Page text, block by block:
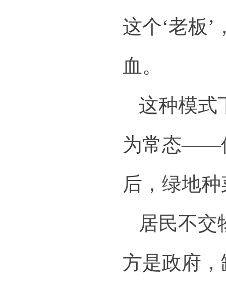
这个‘老板
血。
这种模式
为常态——
后，绿地
居民不交
方是政府